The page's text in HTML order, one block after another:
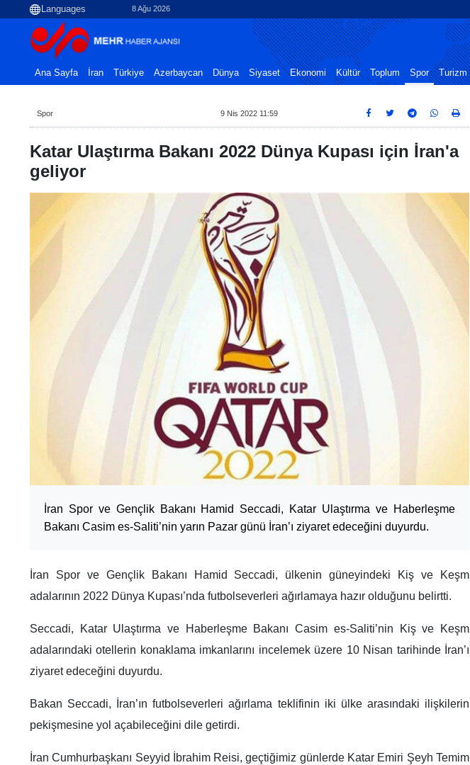
8 Ağu 2026
Ana Sayfa İran Türkiye Azerbaycan Dünya Siyaset Ekonomi Kültür Toplum Spor Turizm
Spor 9 Nis 2022 11:59
Katar Ulaştırma Bakanı 2022 Dünya Kupası için İran'a
geliyor
İran Spor ve Gençlik Bakanı Hamid Seccadi, Katar Ulaştırma ve Haberleşme
Bakanı Casim es-Saliti’nin yarın Pazar günü İran’ı ziyaret edeceğini duyurdu.
İran Spor ve Gençlik Bakanı Hamid Seccadi, ülkenin güneyindeki Kiş ve Keşm
adalarının 2022 Dünya Kupası’nda futbolseverleri ağırlamaya hazır olduğunu belirtti.
Seccadi, Katar Ulaştırma ve Haberleşme Bakanı Casim es-Saliti’nin Kiş ve Keşm
adalarındaki otellerin konaklama imkanlarını incelemek üzere 10 Nisan tarihinde İran’ı
ziyaret edeceğini duyurdu.
Bakan Seccadi, İran’ın futbolseverleri ağırlama teklifinin iki ülke arasındaki ilişkilerin
pekişmesine yol açabileceğini dile getirdi.
İran Cumhurbaşkanı Seyyid İbrahim Reisi, geçtiğimiz günlerde Katar Emiri Şeyh Temim